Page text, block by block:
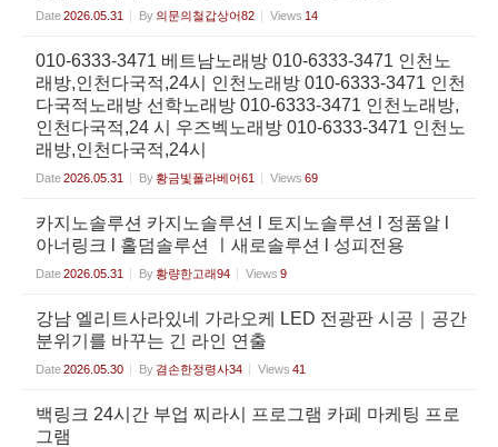
Date2026.05.31 By 의문의철갑상어82 Views 14
010-6333-3471 베트남노래방 010-6333-3471 인천노
래방,인천다국적,24시 인천노래방 010-6333-3471 인천
다국적노래방 선학노래방 010-6333-3471 인천노래방,
인천다국적,24 시 우즈벡노래방 010-6333-3471 인천노
래방,인천다국적,24시
Date2026.05.31 By황금빛폴라베어61 Views 69
카지노솔루션 카지노솔루션 l 토지노솔루션 l 정품알 l
아너링크 l 홀덤솔루션 ㅣ새로솔루션 l 성피전용
Date2026.05.31 By황량한고래94 Views 9
강남 엘리트사라있네 가라오케 LED 전광판 시공｜공간
분위기를 바꾸는 긴 라인 연출
Date2026.05.30 By 겸손한정령사34 Views 41
백링크 24시간 부업 찌라시 프로그램 카페 마케팅 프로
그램